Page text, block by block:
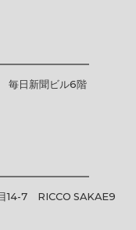
日新聞ビル6階
14-7 RICCO SAKAE9